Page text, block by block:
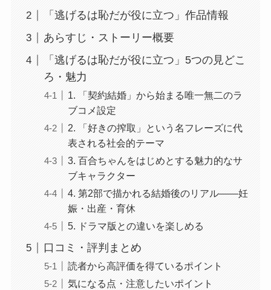
「逃げるは恥だが役に立つ」作品情報
あらすじ・ストーリー概要
「逃げるは恥だが役に立つ」5つの見どこ
ろ・魅力
1. 「契約結婚」から始まる唯一無二のラ
ブコメ設定
2. 「好きの搾取」という名フレーズに代
表される社会的テーマ
3. 百合ちゃんをはじめとする魅力的なサ
ブキャラクター
4. 第2部で描かれる結婚後のリアル——妊
娠・出産・育休
5. ドラマ版との違いを楽しめる
口コミ・評判まとめ
読者から高評価を得ているポイント
気になる点・注意したいポイント